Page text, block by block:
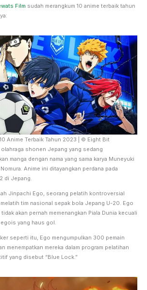
Film sudah merangkum 10 anime terbaik tahun
Anime Terbaik Tahun 2023 | © Eight Bit
shonen Jepang yang sedang
manga dengan nama yang sama karya Muneyuki
Anime ini ditayangkan perdana pada
di Jepang.
Jinpachi Ego, seorang pelatih kontroversial
tim nasional sepak bola Jepang U-20. Ego
akan pernah memenangkan Piala Dunia kecuali
yang haus gol.
seperti itu, Ego mengumpulkan 300 pemain
menempatkan mereka dalam program pelatihan
yang disebut “Blue Lock.”